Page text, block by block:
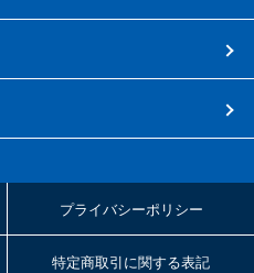
プライバシーポリシー
特定商取引に関する表記